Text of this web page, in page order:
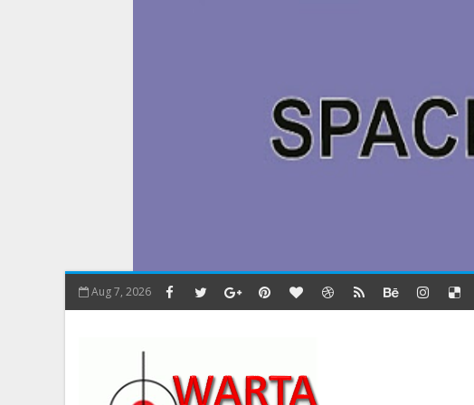
Aug 7, 2026